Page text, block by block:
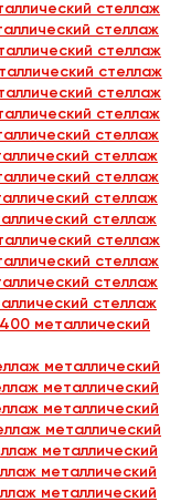
стеллаж
стеллаж
стеллаж
стеллаж
стеллаж
стеллаж
стеллаж
стеллаж
стеллаж
стеллаж
стеллаж
стеллаж
стеллаж
стеллаж
стеллаж
металлический
металлический
металлический
металлический
металлический
металлический
металлический
металлический